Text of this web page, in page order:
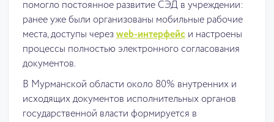
помогло постоянное развитие СЭД в учреждении:
ранее уже были организованы мобильные рабочие
места, доступы через web-интерфейс и настроены
процессы полностью электронного согласования
документов.
В Мурманской области около 80% внутренних и
исходящих документов исполнительных органов
государственной власти формируется в